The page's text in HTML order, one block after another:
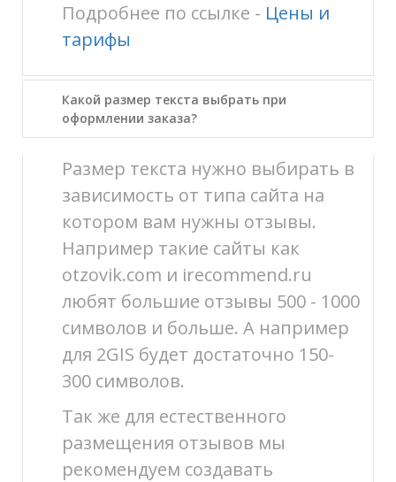
Подробнее по ссылке - Цены и
тарифы
Какой размер текста выбрать при
оформлении заказа?
Размер текста нужно выбирать в
зависимость от типа сайта на
котором вам нужны отзывы.
Например такие сайты как
otzovik.com и irecommend.ru
любят большие отзывы 500 - 1000
символов и больше. А например
для 2GIS будет достаточно 150-
300 символов.
Так же для естественного
размещения отзывов мы
рекомендуем создавать